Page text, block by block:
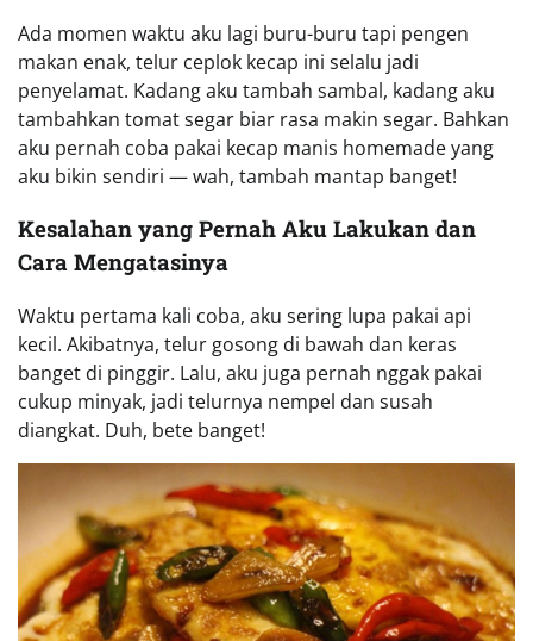
Ada momen waktu aku lagi buru-buru tapi pengen
makan enak, telur ceplok kecap ini selalu jadi
penyelamat. Kadang aku tambah sambal, kadang aku
tambahkan tomat segar biar rasa makin segar. Bahkan
aku pernah coba pakai kecap manis homemade yang
aku bikin sendiri — wah, tambah mantap banget!
Kesalahan yang Pernah Aku Lakukan dan
Cara Mengatasinya
Waktu pertama kali coba, aku sering lupa pakai api
kecil. Akibatnya, telur gosong di bawah dan keras
banget di pinggir. Lalu, aku juga pernah nggak pakai
cukup minyak, jadi telurnya nempel dan susah
diangkat. Duh, bete banget!